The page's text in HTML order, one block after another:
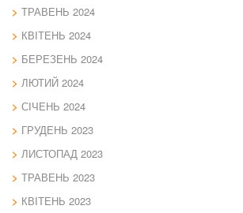
ТРАВЕНЬ 2024
КВІТЕНЬ 2024
БЕРЕЗЕНЬ 2024
ЛЮТИЙ 2024
СІЧЕНЬ 2024
ГРУДЕНЬ 2023
ЛИСТОПАД 2023
ТРАВЕНЬ 2023
КВІТЕНЬ 2023